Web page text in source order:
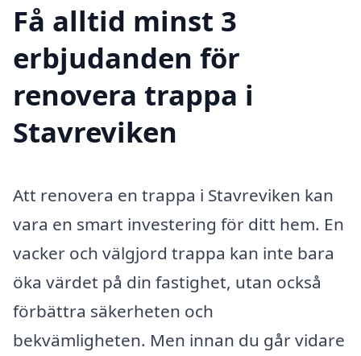
Få alltid minst 3
erbjudanden för
renovera trappa i
Stavreviken
Att renovera en trappa i Stavreviken kan
vara en smart investering för ditt hem. En
vacker och välgjord trappa kan inte bara
öka värdet på din fastighet, utan också
förbättra säkerheten och
bekvämligheten. Men innan du går vidare